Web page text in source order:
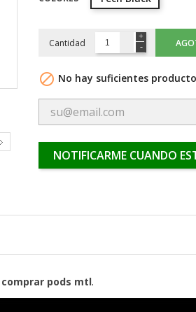
Cantidad
 No hay suficientes
NOTIFICARME CUANDO
comprar pods mtl.